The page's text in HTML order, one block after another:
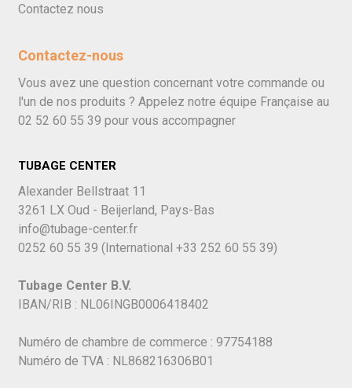
Contactez nous
Contactez-nous
Vous avez une question concernant votre commande ou
l'un de nos produits ? Appelez notre équipe Française au
02 52 60 55 39 pour vous accompagner
TUBAGE CENTER
Alexander Bellstraat 11
3261 LX Oud - Beijerland, Pays-Bas
info@tubage-center.fr
0252 60 55 39 (International +33 252 60 55 39)
Tubage Center B.V.
IBAN/RIB : NL06INGB0006418402
Numéro de chambre de commerce : 97754188
Numéro de TVA : NL868216306B01